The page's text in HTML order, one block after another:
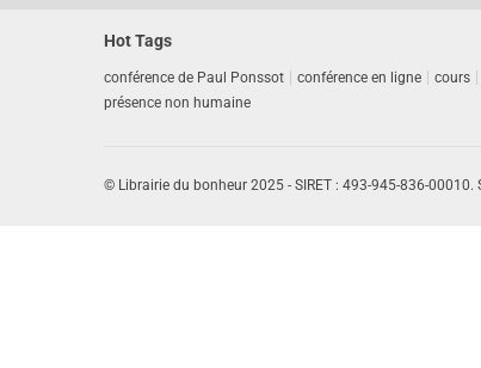
Hot Tags
conférence de Paul Ponssot conférence en ligne cours
présence non humaine
© Librairie du bonheur 2025 - SIRET : 493-945-836-00010.